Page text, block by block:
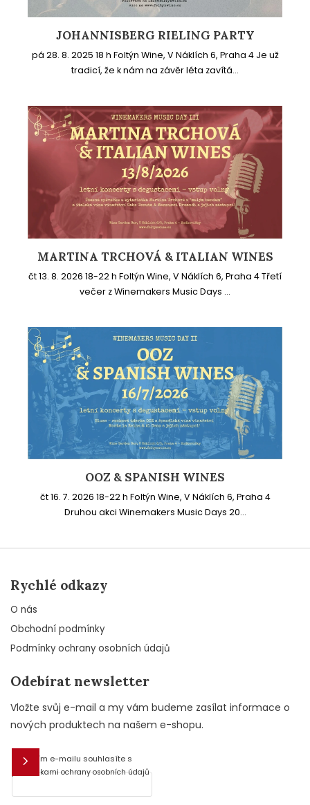
JOHANNISBERG RIELING PARTY
pá 28. 8. 2025 18 h Foltýn Wine, V Náklích 6, Praha 4 Je už
tradicí, že k nám na závěr léta zavítá...
MARTINA TRCHOVÁ & ITALIAN WINES
čt 13. 8. 2026 18-22 h Foltýn Wine, V Náklích 6, Praha 4 Třetí
večer z Winemakers Music Days ...
OOZ & SPANISH WINES
čt 16. 7. 2026 18-22 h Foltýn Wine, V Náklích 6, Praha 4
Druhou akci Winemakers Music Days 20...
Rychlé odkazy
O nás
Obchodní podmínky
Podmínky ochrany osobních údajů
Odebírat newsletter
Vložte svůj e-mail a my vám budeme zasílat informace o
nových produktech na našem e-shopu.
E-mail
Vložením e-mailu souhlasíte s
podmínkami ochrany osobních údajů